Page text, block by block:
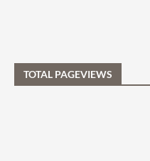
TOTAL PAGEVIEWS